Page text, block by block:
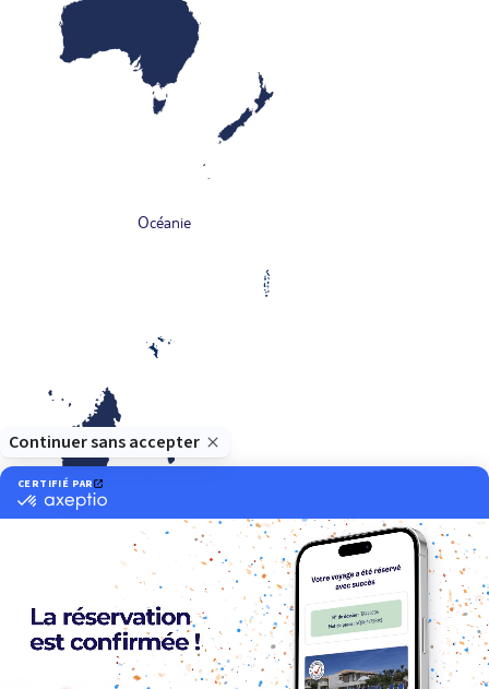
Océanie
Océan Indien